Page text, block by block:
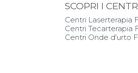
SCOPRI I
Centri Laserterapia
Centri Tecarterapia
Centri Onde d'urto